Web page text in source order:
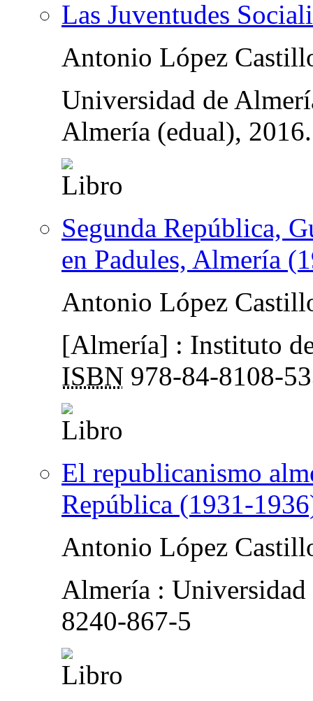
Las Juventudes
Antonio López
Universidad de
Almería (edual),
Segunda República,
en Padules, Almería
Antonio López
[Almería] : Instituto
ISBN 978-84-8108-
El republicanismo
República (1931-
Antonio López
Almería :
8240-867-5